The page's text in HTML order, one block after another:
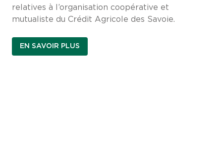
relatives à l’organisation coopérative et
mutualiste du Crédit Agricole des Savoie.
EN SAVOIR PLUS